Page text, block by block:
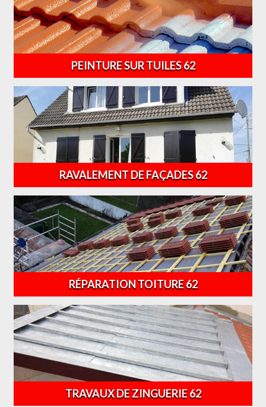
PEINTURE SUR TUILES 62
RAVALEMENT DE FAÇADES 62
RÉPARATION TOITURE 62
TRAVAUX DE ZINGUERIE 62